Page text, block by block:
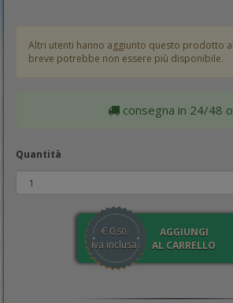
Altri utenti hanno aggiunto questo prodotto
breve potrebbe non essere più disponibile.
consegna in 24/48
Quantità
€ 0,50
iva inclusa
AGGIUNGI
AL CARRELLO